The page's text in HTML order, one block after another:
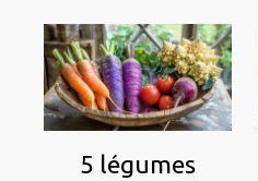
5 légumes